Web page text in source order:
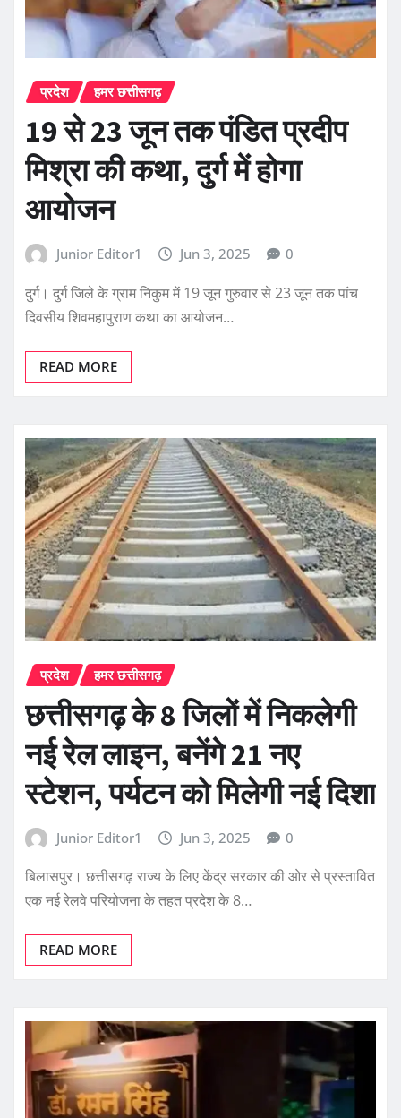
प्रदेश हमर छत्तीसगढ़
19 से 23 जून तक पंडित प्रदीप
मिश्रा की कथा, दुर्ग में होगा
आयोजन
Junior Editor1 Jun 3, 2025 0
दुर्ग। दुर्ग जिले के ग्राम निकुम में 19 जून गुरुवार से 23 जून तक पांच
दिवसीय शिवमहापुराण कथा का आयोजन…
READ MORE
प्रदेश हमर छत्तीसगढ़
छत्तीसगढ़ के 8 जिलों में निकलेगी
नई रेल लाइन, बनेंगे 21 नए
स्टेशन, पर्यटन को मिलेगी नई दिशा
Junior Editor1 Jun 3, 2025 0
बिलासपुर। छत्तीसगढ़ राज्य के लिए केंद्र सरकार की ओर से प्रस्तावित
एक नई रेलवे परियोजना के तहत प्रदेश के 8…
READ MORE